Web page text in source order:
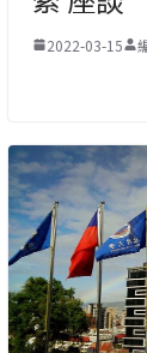
2022-03-15